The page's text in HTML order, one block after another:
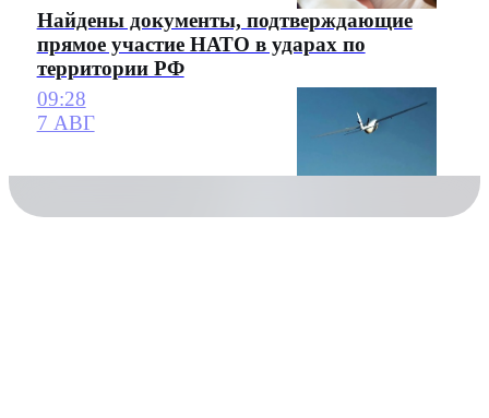
Найдены документы, подтверждающие
прямое участие НАТО в ударах по
территории РФ
09:28
7 АВГ